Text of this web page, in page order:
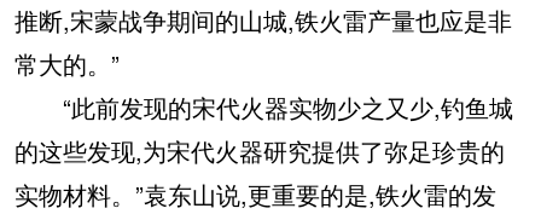
推断,宋蒙战争期间的山城,铁火雷产量也应是非
常大的。”
“此前发现的宋代火器实物少之又少,钓鱼城
的这些发现,为宋代火器研究提供了弥足珍贵的
实物材料。”袁东山说,更重要的是,铁火雷的发